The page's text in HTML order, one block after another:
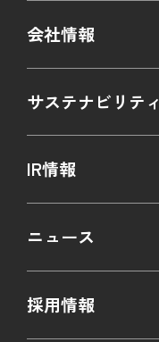
会社情報
サステナビリティ
IR情報
ニュース
採用情報